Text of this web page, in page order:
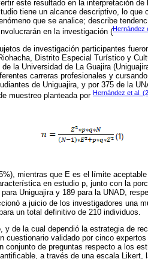
este resultado en la interpretación
tiene un alcance descriptivo, lo que
que se analice; describe
en la investigación (Hernández
de investigación participantes
Distrito Especial Turístico y
la Universidad de La Guajira
carreras profesionales y
de Uniguajira, y por 375 de la
muestreo planteada por Hernández et al.
mientras que E es el límite
en estudio p, junto con la
Uniguajira y 189 para la UNAD,
a juicio de los investigadores una
un total definitivo de 210 individuos.
y de la cual dependió la estrategia de
validado por cinco
conjunto de preguntas respecto a los
a través de una escala